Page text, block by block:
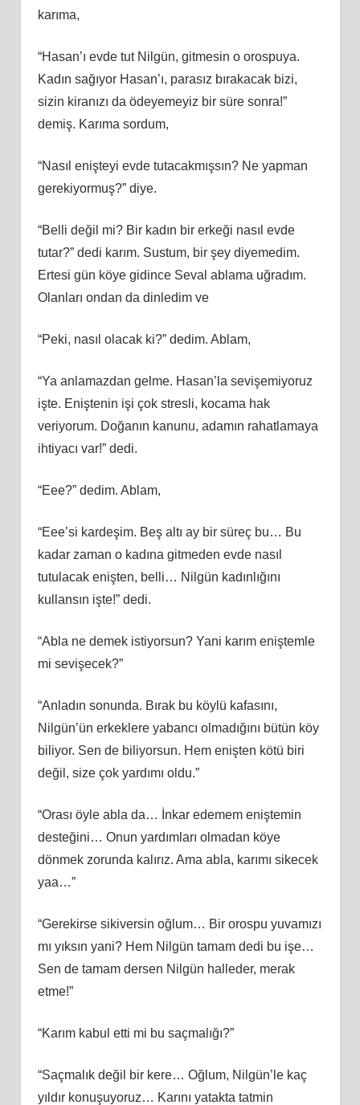
karıma,
“Hasan’ı evde tut Nilgün, gitmesin o orospuya.
Kadın sağıyor Hasan’ı, parasız bırakacak bizi,
sizin kiranızı da ödeyemeyiz bir süre sonra!”
demiş. Karıma sordum,
“Nasıl enişteyi evde tutacakmışsın? Ne yapman
gerekiyormuş?” diye.
“Belli değil mi? Bir kadın bir erkeği nasıl evde
tutar?” dedi karım. Sustum, bir şey diyemedim.
Ertesi gün köye gidince Seval ablama uğradım.
Olanları ondan da dinledim ve
“Peki, nasıl olacak ki?” dedim. Ablam,
“Ya anlamazdan gelme. Hasan’la sevişemiyoruz
işte. Eniştenin işi çok stresli, kocama hak
veriyorum. Doğanın kanunu, adamın rahatlamaya
ihtiyacı var!” dedi.
“Eee?” dedim. Ablam,
“Eee’si kardeşim. Beş altı ay bir süreç bu… Bu
kadar zaman o kadına gitmeden evde nasıl
tutulacak enişten, belli… Nilgün kadınlığını
kullansın işte!” dedi.
“Abla ne demek istiyorsun? Yani karım eniştemle
mi sevişecek?”
“Anladın sonunda. Bırak bu köylü kafasını,
Nilgün’ün erkeklere yabancı olmadığını bütün köy
biliyor. Sen de biliyorsun. Hem enişten kötü biri
değil, size çok yardımı oldu.”
“Orası öyle abla da… İnkar edemem eniştemin
desteğini… Onun yardımları olmadan köye
dönmek zorunda kalırız. Ama abla, karımı sikecek
yaa…”
“Gerekirse sikiversin oğlum… Bir orospu yuvamızı
mı yıksın yani? Hem Nilgün tamam dedi bu işe…
Sen de tamam dersen Nilgün halleder, merak
etme!”
“Karım kabul etti mi bu saçmalığı?”
“Saçmalık değil bir kere… Oğlum, Nilgün’le kaç
yıldır konuşuyoruz… Karını yatakta tatmin